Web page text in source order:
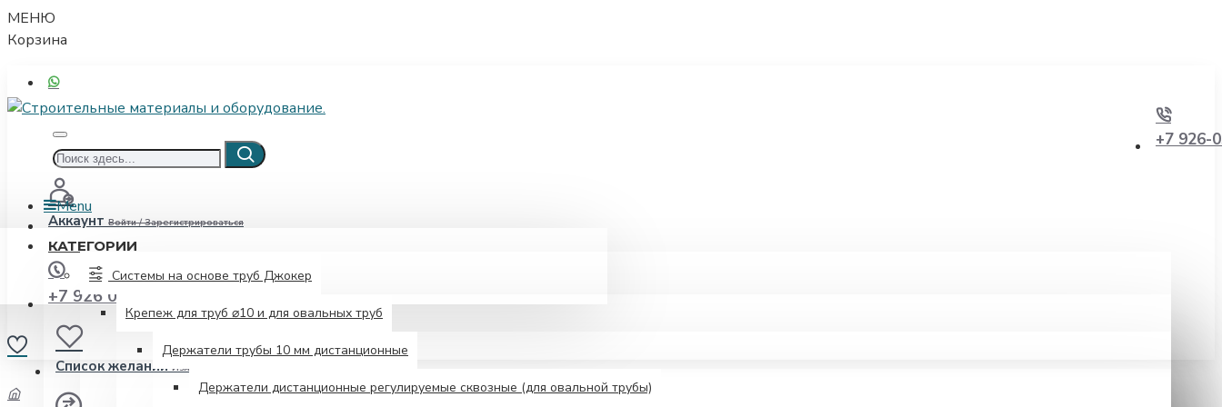
МЕНЮ
Корзина
+7 926-
Аккаунт Войти / Зарегистрироваться
Список желаний Изменить свой список желаний
Menu
КАТЕГОРИИ
Системы на основе труб Джокер
Крепеж для труб ⌀10 и для овальных труб
Держатели трубы 10 мм дистанционные
Держатели дистанционные регулируемые сквозные (для овальной трубы)
+7 926 052-00-08